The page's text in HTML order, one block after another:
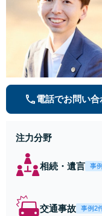
電話でお問い合
注力分野
相続・遺言 事
交通事故 事例2